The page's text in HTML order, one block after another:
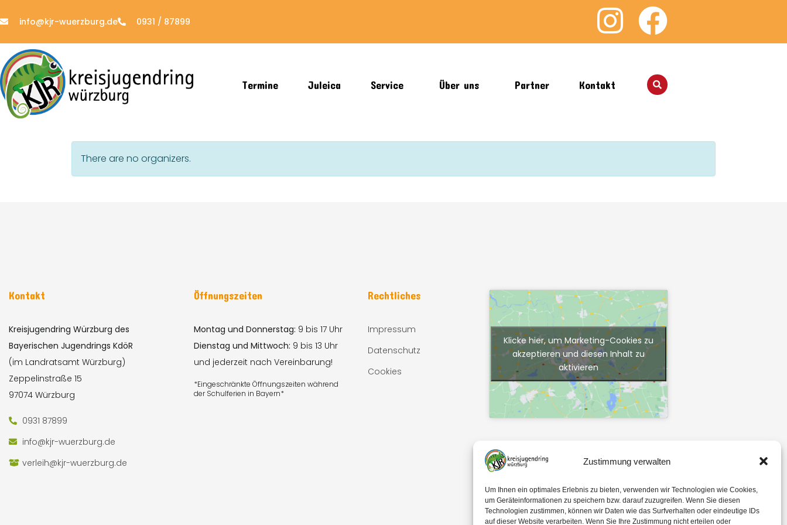
Zustimmung verwalten
Um Ihnen ein optimales Erlebnis zu bieten, verwenden wir Technologien wie Cookies,
um Geräteinformationen zu speichern bzw. darauf zuzugreifen. Wenn Sie diesen
Technologien zustimmen, können wir Daten wie das Surfverhalten oder eindeutige IDs
auf dieser Website verarbeiten. Wenn Sie Ihre Zustimmung nicht erteilen oder
info@kjr-wuerzburg.de 0931 / 87899
Termine Juleica Service Über uns Partner Kontakt
There are no organizers.
Kontakt
Kreisjugendring Würzburg des
Bayerischen Jugendrings KdöR
(im Landratsamt Würzburg)
Zeppelinstraße 15
97074 Würzburg
0931 87899
info@kjr-wuerzburg.de
verleih@kjr-wuerzburg.de
Öffnungszeiten
Montag und Donnerstag: 9 bis 17 Uhr
Dienstag und Mittwoch: 9 bis 13 Uhr
und jederzeit nach Vereinbarung!
*Eingeschränkte Öffnungszeiten während
der Schulferien in Bayern*
Rechtliches
Impressum
Datenschutz
Cookies
Klicke hier, um Marketing-Cookies zu
akzeptieren und diesen Inhalt zu
aktivieren